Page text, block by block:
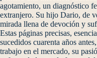
agotamiento, un diagnóstico
extranjero. Su hijo Dario, de
mirada llena de devoción y
Estas páginas precisas,
sucedidos cuarenta años
trabajo en el mercado, su